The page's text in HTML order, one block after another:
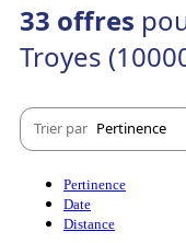
33 offres
Troyes
Trier par Pertinence
Pertinence
Date
Distance